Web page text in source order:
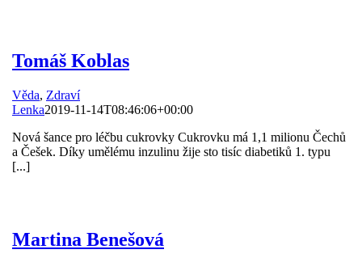
Tomáš Koblas
Věda, Zdraví
Lenka2019-11-14T08:46:06+00:00
Nová šance pro léčbu cukrovky Cukrovku má 1,1 milionu Čechů
a Češek. Díky umělému inzulinu žije sto tisíc diabetiků 1. typu
[...]
Martina Benešová